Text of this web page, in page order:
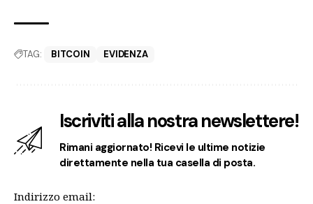
TAG: BITCOIN EVIDENZA
Iscriviti alla nostra newslettere!
Rimani aggiornato! Ricevi le ultime notizie
direttamente nella tua casella di posta.
Indirizzo email: